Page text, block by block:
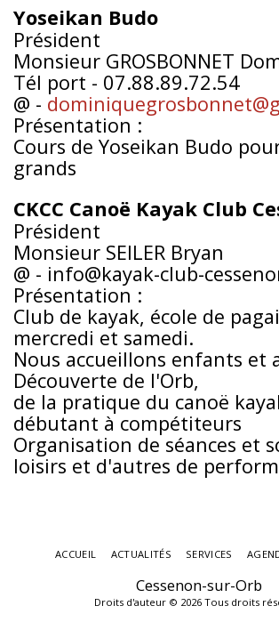
Yoseikan Budo
Président
Monsieur GROSBONNET
Tél port - 07.88.89.72.54
@ -
Présentation :
Cours de Yoseikan Budo
grands
CKCC Canoë Kayak Club
Président
Monsieur SEILER Bryan
@ - info@kayak-club-
Présentation :
Club de kayak, école de
mercredi et samedi.
Nous accueillons enfants et
Découverte de l'Orb,
de la pratique du canoë
débutant à compétiteurs
Organisation de séances et
loisirs et d'autres de
Cessenon-sur-Orb
Droits d'auteur © 2026 Tous droits
ACCUEIL ACTUALITÉS SERVICES